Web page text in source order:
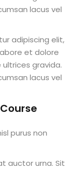
lacus vel
adipiscing elit,
et dolore
ultrices gravida.
lacus vel
purus non
auctor urna. Sit